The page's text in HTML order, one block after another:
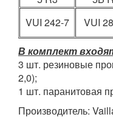
VUI 242-7
VUI
В комплект
3 шт. резиновые
2,0);
1 шт. паранитовая
Производитель: